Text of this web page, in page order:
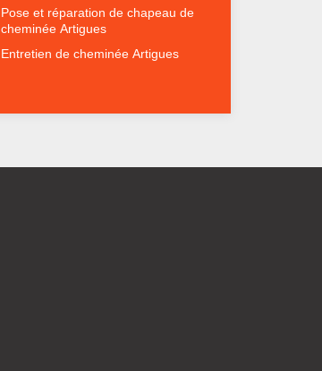
Pose et réparation de chapeau de
cheminée Artigues
Entretien de cheminée Artigues